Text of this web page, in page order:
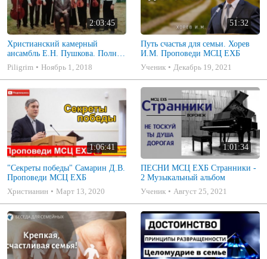
2:03:45
Христианский камерный
ансамбль Е.Н. Пушкова. Полное
собрание
Piligrim Ноябрь 1, 2018
51:32
Путь счастья для семьи. Хорев
И.М. Проповеди МСЦ ЕХБ
Ученик
Декабрь 19, 2021
1:06:41
"Секреты победы" Самарин Д.В.
Проповеди МСЦ ЕХБ
Христианин
Март 13, 2020
1:01:34
ПЕСНИ МСЦ ЕХБ Странники -
2 Музыкальный альбом
Ученик
Август 25, 2021